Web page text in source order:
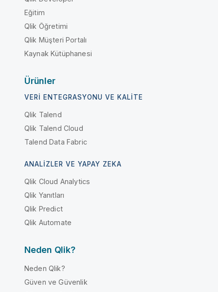
Eğitim
Qlik Öğretimi
Qlik Müşteri Portalı
Kaynak Kütüphanesi
Ürünler
VERI ENTEGRASYONU VE KALITE
Qlik Talend
Qlik Talend Cloud
Talend Data Fabric
ANALIZLER VE YAPAY ZEKA
Qlik Cloud Analytics
Qlik Yanıtları
Qlik Predict
Qlik Automate
Neden Qlik?
Neden Qlik?
Güven ve Güvenlik